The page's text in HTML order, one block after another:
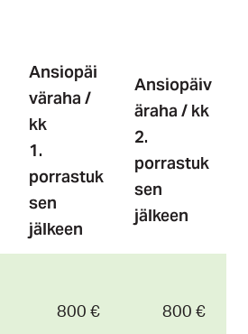
Ansiopäi
väraha /
kk
1.
porrastuk
sen
jälkeen
Ansiopäiv
äraha / kk
2.
porrastuk
sen
jälkeen
800 € 800 €